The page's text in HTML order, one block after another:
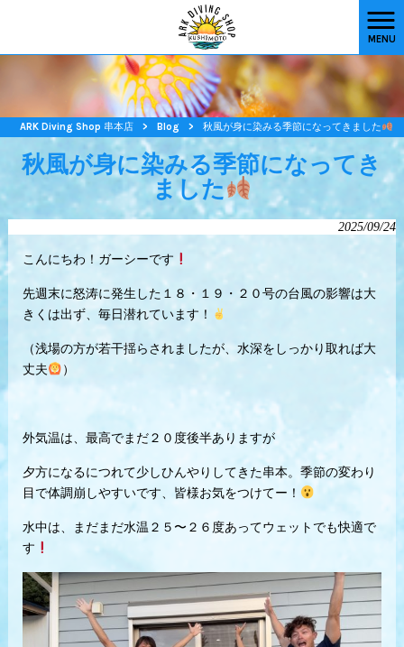
MENU
ARK Diving Shop 串本店 > Blog > 秋風が身に染みる季節になってきました
秋風が身に染みる季節になってき
ました
2025/09/24
こんにちわ！ガーシーです
先週末に怒涛に発生した１８・１９・２０号の台風の影響は大
きくは出ず、毎日潜れています！
（浅場の方が若干揺らされましたが、水深をしっかり取れば大
丈夫
）
外気温は、最高でまだ２０度後半ありますが
夕方になるにつれて少しひんやりしてきた串本。季節の変わり
目で体調崩しやすいです、皆様お気をつけてー！
水中は、まだまだ水温２５〜２６度あってウェットでも快適で
す